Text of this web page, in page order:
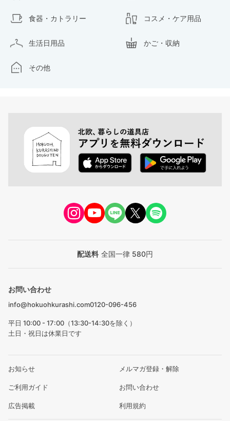
食器・カトラリー コスメ・ケア用品
生活日用品 かご・収納
その他
配送料 全国一律 580円
お問い合わせ
info@hokuohkurashi.com0120-096-456
平日 10:00 - 17:00（13:30-14:30を除く）
土日・祝日は休業日です
お知らせ メルマガ登録・解除
ご利用ガイド お問い合わせ
広告掲載 利用規約